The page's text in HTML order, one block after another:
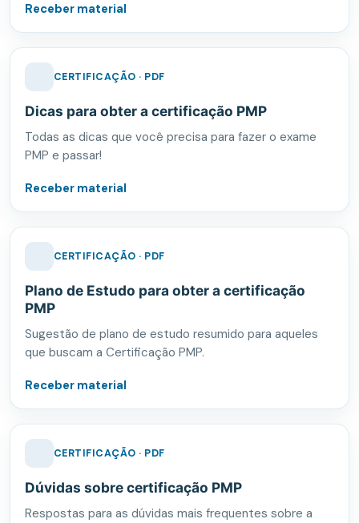
Receber material
CERTIFICAÇÃO · PDF
Dicas para obter a certificação PMP
Todas as dicas que você precisa para fazer o exame
PMP e passar!
Receber material
CERTIFICAÇÃO · PDF
Plano de Estudo para obter a certificação
PMP
Sugestão de plano de estudo resumido para aqueles
que buscam a Certificação PMP.
Receber material
CERTIFICAÇÃO · PDF
Dúvidas sobre certificação PMP
Respostas para as dúvidas mais frequentes sobre a